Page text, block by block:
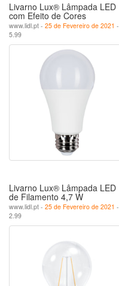
Livarno Lux® Lâmpada LED
com Efeito de Cores
www.lidl.pt - 25 de Fevereiro de 2021 -
5.99
Livarno Lux® Lâmpada LED
de Filamento 4,7 W
www.lidl.pt - 25 de Fevereiro de 2021 -
2.99